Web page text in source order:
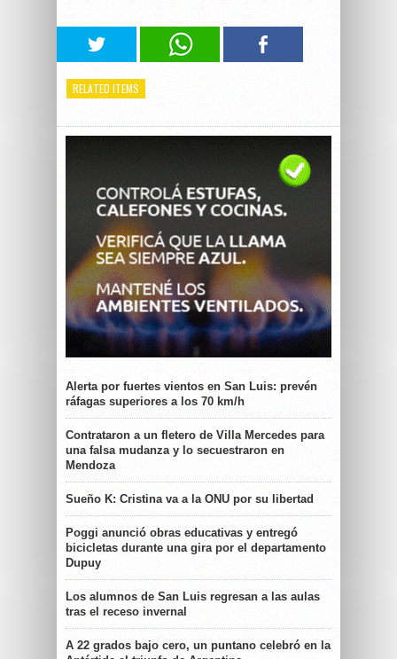
RELATED ITEMS
Alerta por fuertes vientos en San Luis: prevén
ráfagas superiores a los 70 km/h
Contrataron a un fletero de Villa Mercedes para
una falsa mudanza y lo secuestraron en
Mendoza
Sueño K: Cristina va a la ONU por su libertad
Poggi anunció obras educativas y entregó
bicicletas durante una gira por el departamento
Dupuy
Los alumnos de San Luis regresan a las aulas
tras el receso invernal
A 22 grados bajo cero, un puntano celebró en la